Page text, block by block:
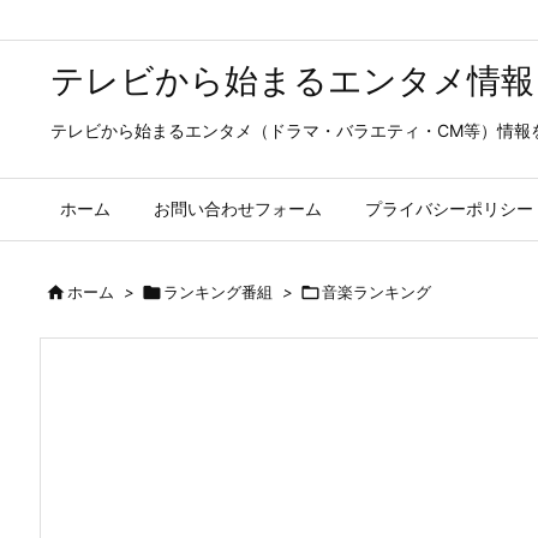
テレビから始まるエンタメ情報
テレビから始まるエンタメ（ドラマ・バラエティ・CM等）情報
ホーム お問い合わせフォーム プライバシーポリシー
ホーム > ランキング番組 > 音楽ランキング